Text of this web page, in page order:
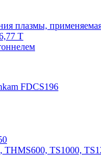
плазмы,
T
FDCS196
TS1000,